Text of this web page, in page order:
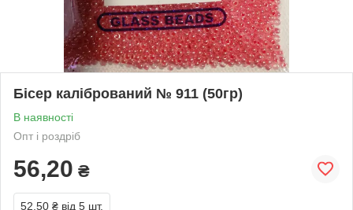
Бісер калібрований № 911 (50гр)
В наявності
Опт і роздріб
56,20 ₴
52,50 ₴ від 5 шт.